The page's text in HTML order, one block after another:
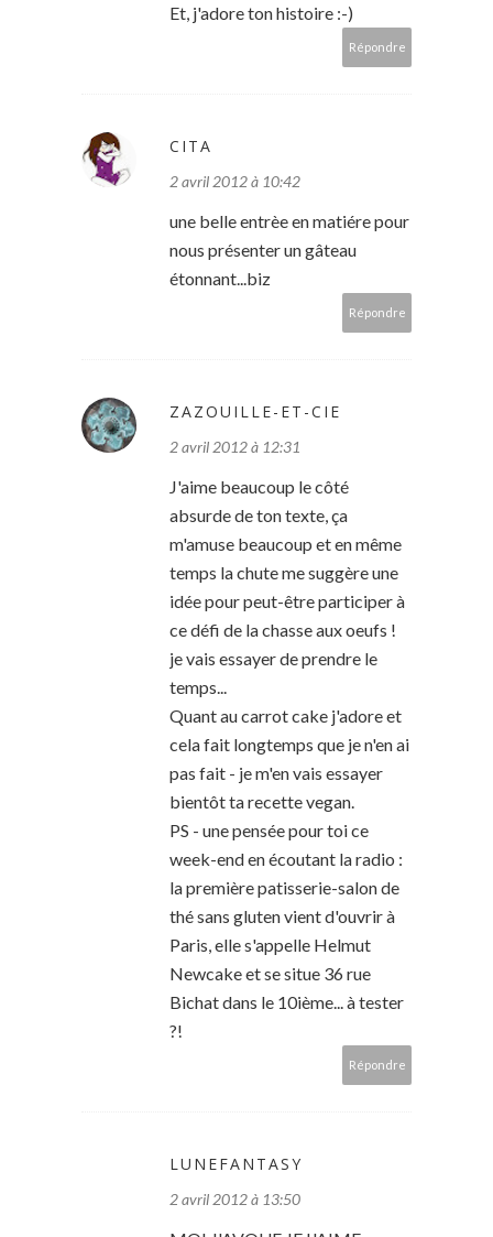
Et, j'adore ton histoire :-)
Répondre
CITA
2 avril 2012 à 10:42
une belle entrèe en matiére pour
nous présenter un gâteau
étonnant...biz
Répondre
ZAZOUILLE-ET-CIE
2 avril 2012 à 12:31
J'aime beaucoup le côté
absurde de ton texte, ça
m'amuse beaucoup et en même
temps la chute me suggère une
idée pour peut-être participer à
ce défi de la chasse aux oeufs !
je vais essayer de prendre le
temps...
Quant au carrot cake j'adore et
cela fait longtemps que je n'en ai
pas fait - je m'en vais essayer
bientôt ta recette vegan.
PS - une pensée pour toi ce
week-end en écoutant la radio :
la première patisserie-salon de
thé sans gluten vient d'ouvrir à
Paris, elle s'appelle Helmut
Newcake et se situe 36 rue
Bichat dans le 10ième... à tester
?!
Répondre
LUNEFANTASY
2 avril 2012 à 13:50